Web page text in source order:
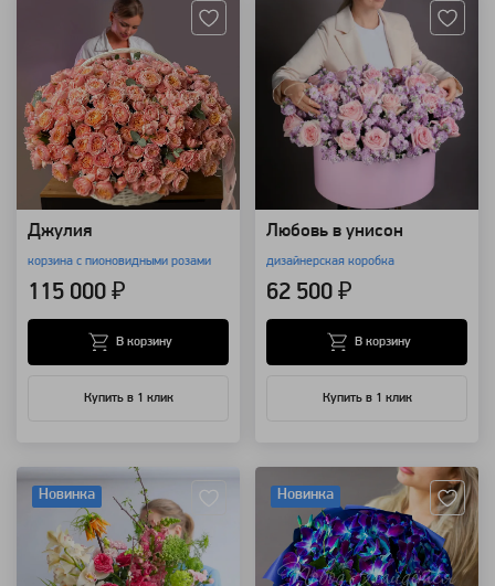
Джулия
корзина с пионовидными розами
115 000 ₽
Купить в 1 клик
В корзину
Любовь в унисон
дизайнерская коробка
62 500 ₽
Купить в 1 клик
В корзину
Новинка Новинка